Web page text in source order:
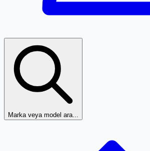
Marka veya model ara...